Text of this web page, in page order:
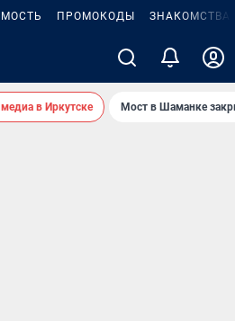
ПРОМОКОДЫ ЗНАКОМСТВА
в Иркутске Мост в Шаманке